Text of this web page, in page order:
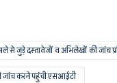
से जुड़े दस्तावेजों व अभिलेखों की जांच
जांच करने पहुंची एसआईटी